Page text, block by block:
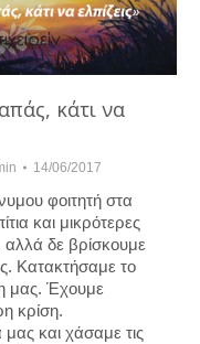
κάτι να
14/06/2017
φοιτητή στα
και μικρότερες
αλλά δε βρίσκουμε
Κατακτήσαμε το
μας. Έχουμε
κρίση.
και χάσαμε τις